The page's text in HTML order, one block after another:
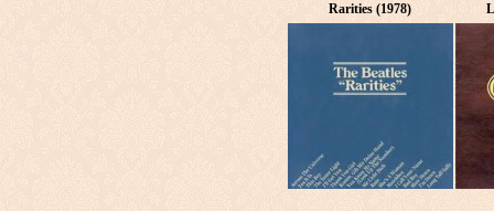
Rarities (1978)